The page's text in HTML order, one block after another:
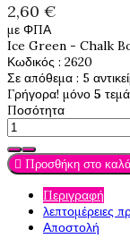
2,60 €
με ΦΠΑ
Ice Green - Chalk
Κωδικός : 2620
Σε απόθεμα : 5
Γρήγορα! μόνο 5
Ποσότητα
 Προσθήκη στο
Περιγραφή
λεπτομέρειες
Αποστολή